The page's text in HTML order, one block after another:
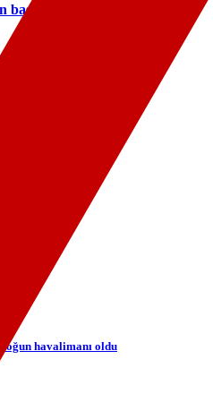
yakalandı
havalimanı oldu